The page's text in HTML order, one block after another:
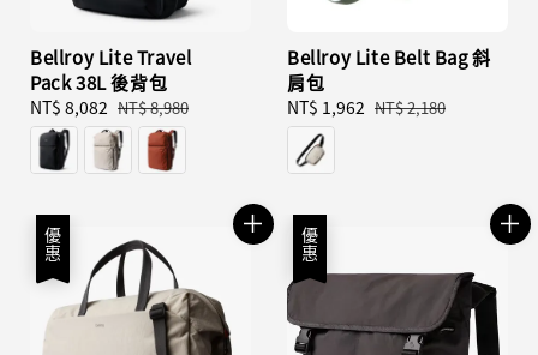
Bellroy Lite Travel
Pack 38L 後背包
Sale
price
NT$ 8,082 Regular
price
NT$ 8,980
Bellroy Lite Belt Bag 斜
肩包
Sale
price
NT$ 1,962 Regular
NT$ 2,180
優惠 優惠